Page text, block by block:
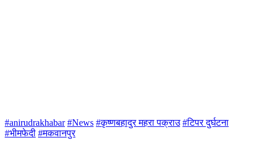
#anirudrakhabar #News #कृष्णबहादुर महरा पक्राउ #टिपर दुर्घटना
#भीमफेदी #मकवानपुर